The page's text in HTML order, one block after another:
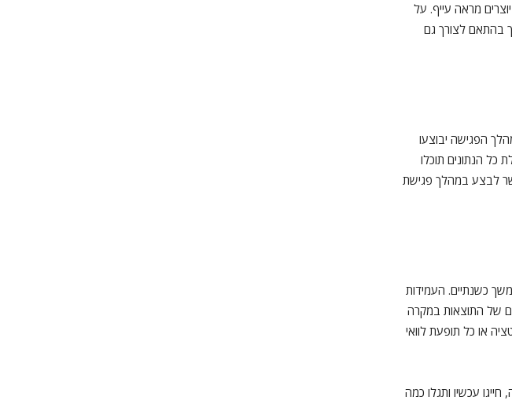
מראה עייף. על
60 אך ניתן לבצע את ההליך בהתאם לצורך גם
הפגישה יבוצעו
כל הנתונים תוכלו
לבצע במהלך פגישת
כשנתיים. העמידות
של התוצאות במקרה
או כל תופעת לוואי
עכשיו ותגלו כמה